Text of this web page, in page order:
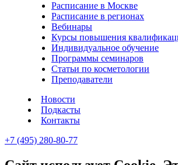
Расписание в Москве
Расписание в регионах
Вебинары
Курсы повышения
Индивидуальное обучение
Программы семинаров
Статьи по косметологии
Преподаватели
Новости
Подкасты
Контакты
+7 (495) 280-80-77